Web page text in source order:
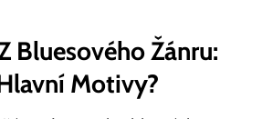
Bluesového Žánru:
Motivy?